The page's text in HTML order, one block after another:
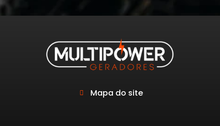
Mapa do site